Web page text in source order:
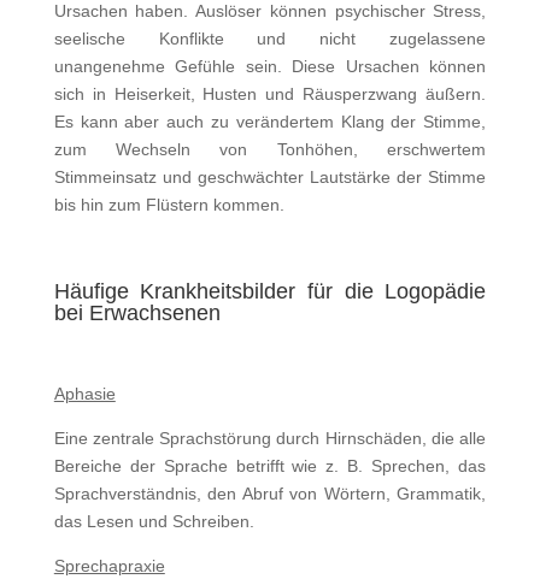
Ursachen haben. Auslöser können psychischer Stress,
seelische Konflikte und nicht zugelassene
unangenehme Gefühle sein. Diese Ursachen können
sich in Heiserkeit, Husten und Räusperzwang äußern.
Es kann aber auch zu verändertem Klang der Stimme,
zum Wechseln von Tonhöhen, erschwertem
Stimmeinsatz und geschwächter Lautstärke der Stimme
bis hin zum Flüstern kommen.
Häufige Krankheitsbilder für die Logopädie
bei Erwachsenen
Aphasie
Eine zentrale Sprachstörung durch Hirnschäden, die alle
Bereiche der Sprache betrifft wie z. B. Sprechen, das
Sprachverständnis, den Abruf von Wörtern, Grammatik,
das Lesen und Schreiben.
Sprechapraxie